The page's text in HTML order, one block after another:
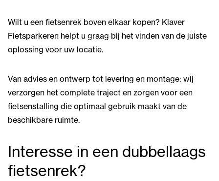
Wilt u een fietsenrek boven elkaar kopen? Klaver
Fietsparkeren helpt u graag bij het vinden van de juiste
oplossing voor uw locatie.
Van advies en ontwerp tot levering en montage: wij
verzorgen het complete traject en zorgen voor een
fietsenstalling die optimaal gebruik maakt van de
beschikbare ruimte.
Interesse in een dubbellaags
fietsenrek?